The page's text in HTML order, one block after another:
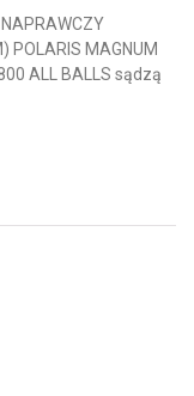
POLARIS MAGNUM
ALL BALLS sądzą